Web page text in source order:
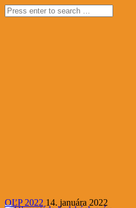
OĽP 2022 14. januára 2022